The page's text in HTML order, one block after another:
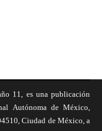
11, es una publicación
Autónoma de México,
Ciudad de México, a